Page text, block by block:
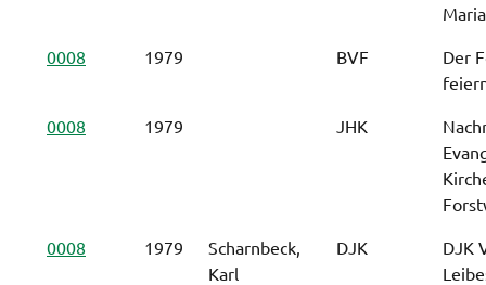
0008
1979 BVF
Der
0008
1979 JHK
0008
1979
Scharnbeck,
Karl
DJK
DJK